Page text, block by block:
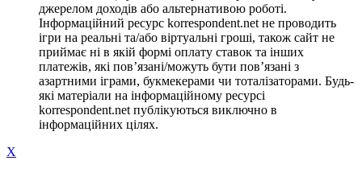
джерелом доходів або альтернативою роботі.
Інформаційний ресурс korrespondent.net не проводить
ігри на реальні та/або віртуальні гроші, також сайт не
приймає ні в якій формі оплату ставок та інших
платежів, які пов’язані/можуть бути пов’язані з
азартними іграми, букмекерами чи тоталізаторами. Будь-
які матеріали на інформаційному ресурсі
korrespondent.net публікуються виключно в
інформаційних цілях.
X